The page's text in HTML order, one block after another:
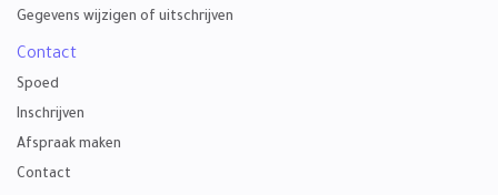
Gegevens wijzigen of uitschrijven
Contact
Spoed
Inschrijven
Afspraak maken
Contact